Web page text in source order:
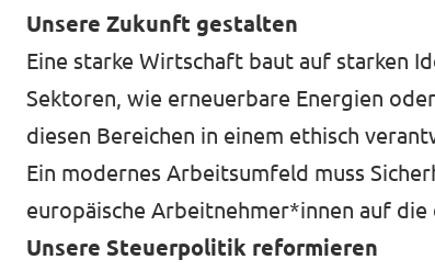
Unsere Zukunft gestalten
Eine starke Wirtschaft baut auf starken
Sektoren, wie erneuerbare Energien
diesen Bereichen in einem ethisch
Ein modernes Arbeitsumfeld muss
europäische Arbeitnehmer*innen auf
Unsere Steuerpolitik reformieren